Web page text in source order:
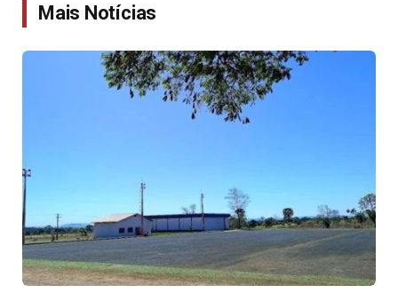
Mais Notícias